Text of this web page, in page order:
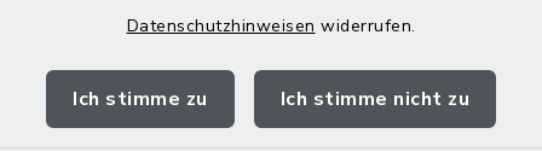
Datenschutzhinweisen widerrufen.
Ich stimme zu Ich stimme nicht zu
Landratsamt Mühldorf